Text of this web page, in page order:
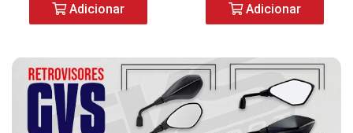
Adicionar Adicionar